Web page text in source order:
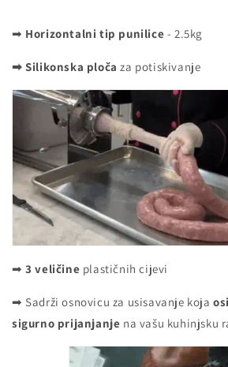
➡ Horizontalni tip punilice - 2.5kg
➡ Silikonska ploča za potiskivanje
➡3 veličine plastičnih cijevi
➡ Sadrži osnovicu za usisavanje koja
sigurno prijanjanje na vašu kuhinjsku